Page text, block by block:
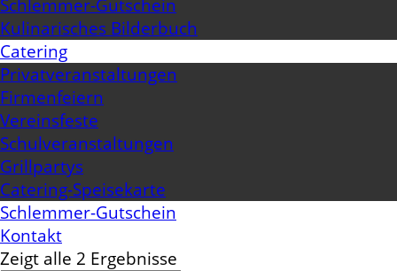
Schlemmer-Gutschein
Kulinarisches Bilderbuch
Catering
Privatveranstaltungen
Firmenfeiern
Vereinsfeste
Schulveranstaltungen
Grillpartys
Catering-Speisekarte
Schlemmer-Gutschein
Kontakt
Zeigt alle 2 Ergebnisse